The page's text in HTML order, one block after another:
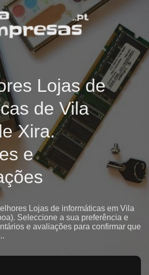
Lojas de
de Vila
Xira.
e
Lojas de informáticas em Vila
Seleccione a sua preferência e
e avaliações para confirmar que